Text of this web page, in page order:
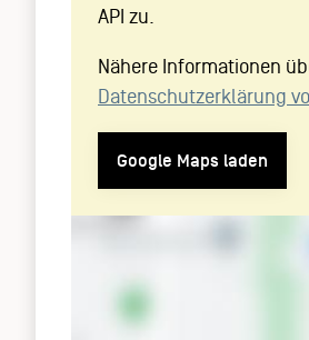
API zu.
Nähere Informationen
Datenschutzerklärung
Google Maps laden